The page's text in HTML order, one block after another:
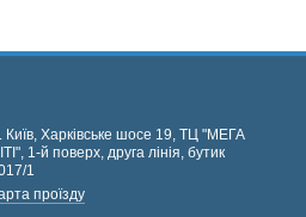
Київ, Харківське шосе 19, ТЦ "МЕГА
1-й поверх, друга лінія, бутик
1
проїзду